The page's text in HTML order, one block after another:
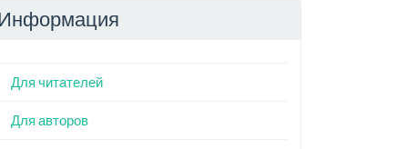
Для читателей
Для авторов